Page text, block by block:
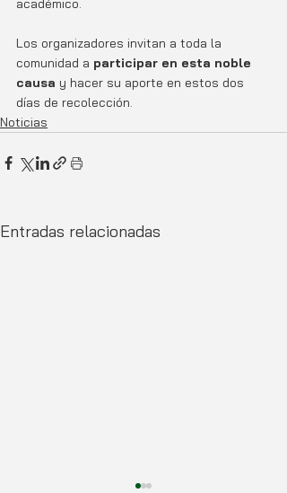
académico.
Los organizadores invitan a toda la
comunidad a participar en esta noble
causa y hacer su aporte en estos dos
días de recolección.
Noticias
Entradas relacionadas